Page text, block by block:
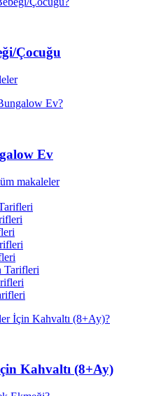
Çocuğu
Ev
makaleler
Tarifleri
Kahvaltı (8+Ay)